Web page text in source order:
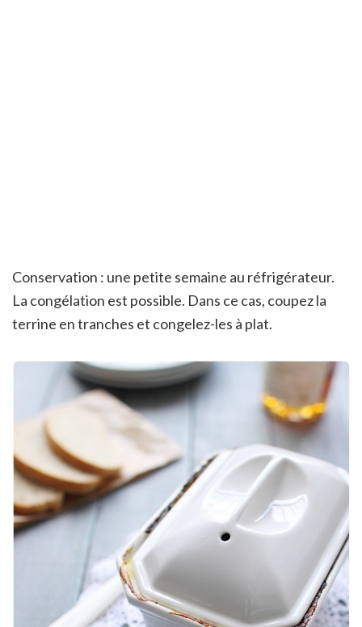
Conservation : une petite semaine au réfrigérateur.
La congélation est possible. Dans ce cas, coupez la
terrine en tranches et congelez-les à plat.